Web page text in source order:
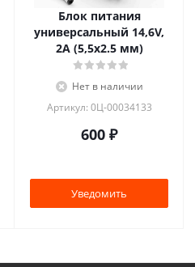
Блок питания
универсальный 14,6V,
2А (5,5x2.5 мм)
Нет в наличии
Артикул: 0Ц-00034133
600 ₽
Уведомить